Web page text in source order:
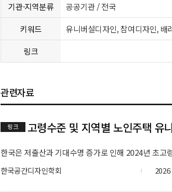
기관·지역분류
공공기관 / 전국
키워드
유니버설디자인, 참여디자인, 배
링크
관련자료
링크 고령수준 및 지역별 노인주택 유
한국공간디자인학회 2026